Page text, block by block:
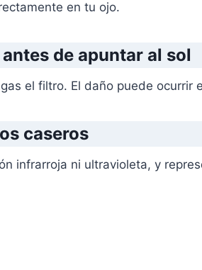
en tu ojo.
de apuntar al sol
el filtro. El daño puede ocurrir
caseros
infrarroja ni ultravioleta, y